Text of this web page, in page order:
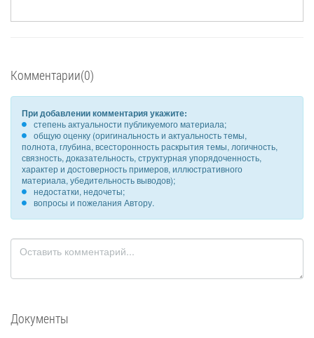
Комментарии(0)
При добавлении комментария укажите:
степень актуальности публикуемого материала;
общую оценку (оригинальность и актуальность темы,
полнота, глубина, всесторонность раскрытия темы, логичность,
связность, доказательность, структурная упорядоченность,
характер и достоверность примеров, иллюстративного
материала, убедительность выводов);
недостатки, недочеты;
вопросы и пожелания Автору.
Документы